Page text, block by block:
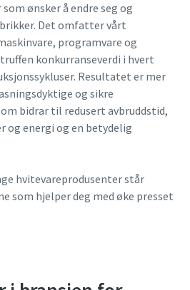
ønsker å endre seg og
Det omfatter vårt
programvare og
konkurranseverdi i hvert
Resultatet er mer
og sikre
bidrar til redusert avbruddstid,
og energi og en betydelig
hvitevareprodusenter står
som hjelper deg med øke presset